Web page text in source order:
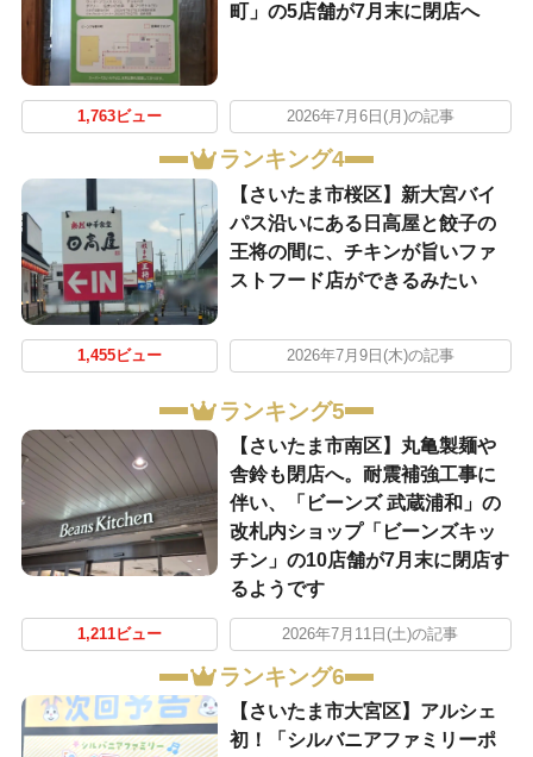
町」の5店舗が7月末に閉店へ
1,763ビュー 2026年7月6日(月)の記事
ランキング4
【さいたま市桜区】新大宮バイ
パス沿いにある日高屋と餃子の
王将の間に、チキンが旨いファ
ストフード店ができるみたい
1,455ビュー 2026年7月9日(木)の記事
ランキング5
【さいたま市南区】丸亀製麺や
舎鈴も閉店へ。耐震補強工事に
伴い、「ビーンズ 武蔵浦和」の
改札内ショップ「ビーンズキッ
チン」の10店舗が7月末に閉店す
るようです
1,211ビュー 2026年7月11日(土)の記事
ランキング6
【さいたま市大宮区】アルシェ
初！「シルバニアファミリーポ